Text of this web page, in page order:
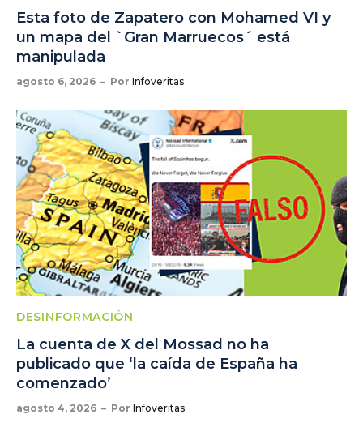
Esta foto de Zapatero con Mohamed VI y
un mapa del `Gran Marruecos´ está
manipulada
agosto 6, 2026 Por Infoveritas
DESINFORMACIÓN
La cuenta de X del Mossad no ha
publicado que ‘la caída de España ha
comenzado’
agosto 4, 2026 Por Infoveritas